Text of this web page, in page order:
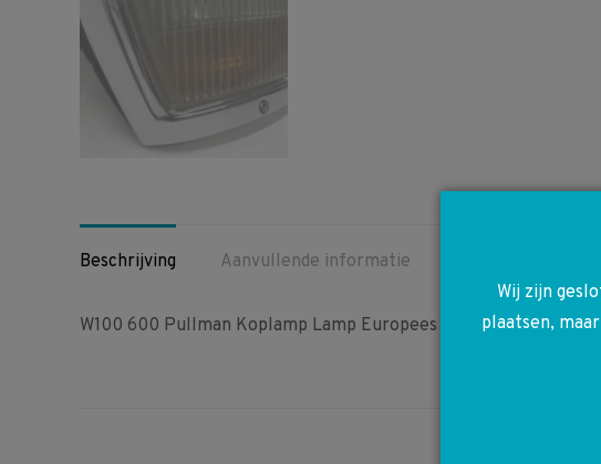
Beschrijving Aanvullende informatie
W100 600 Pullman Koplamp Lamp Europees 0301853004 Bosch
Wij zijn
plaatsen,